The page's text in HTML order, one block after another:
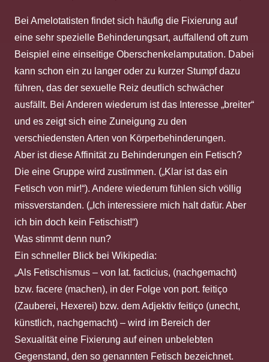
Bei Amelotatisten findet sich häufig die Fixierung auf
eine sehr spezielle Behinderungsart, auffallend oft zum
Beispiel eine einseitige Oberschenkelamputation. Dabei
kann schon ein zu langer oder zu kurzer Stumpf dazu
führen, das der sexuelle Reiz deutlich schwächer
ausfällt. Bei Anderen wiederum ist das Interesse „breiter“
und es zeigt sich eine Zuneigung zu den
verschiedensten Arten von Körperbehinderungen.
Aber ist diese Affinität zu Behinderungen ein Fetisch?
Die eine Gruppe wird zustimmen. („Klar ist das ein
Fetisch von mir!“). Andere wiederum fühlen sich völlig
missverstanden. („Ich interessiere mich halt dafür. Aber
ich bin doch kein Fetischist!“)
Was stimmt denn nun?
Ein schneller Blick bei Wikipedia:
„Als Fetischismus – von lat. facticius, (nachgemacht)
bzw. facere (machen), in der Folge von port. feitiço
(Zauberei, Hexerei) bzw. dem Adjektiv feitiço (unecht,
künstlich, nachgemacht) – wird im Bereich der
Sexualität eine Fixierung auf einen unbelebten
Gegenstand, den so genannten Fetisch bezeichnet.